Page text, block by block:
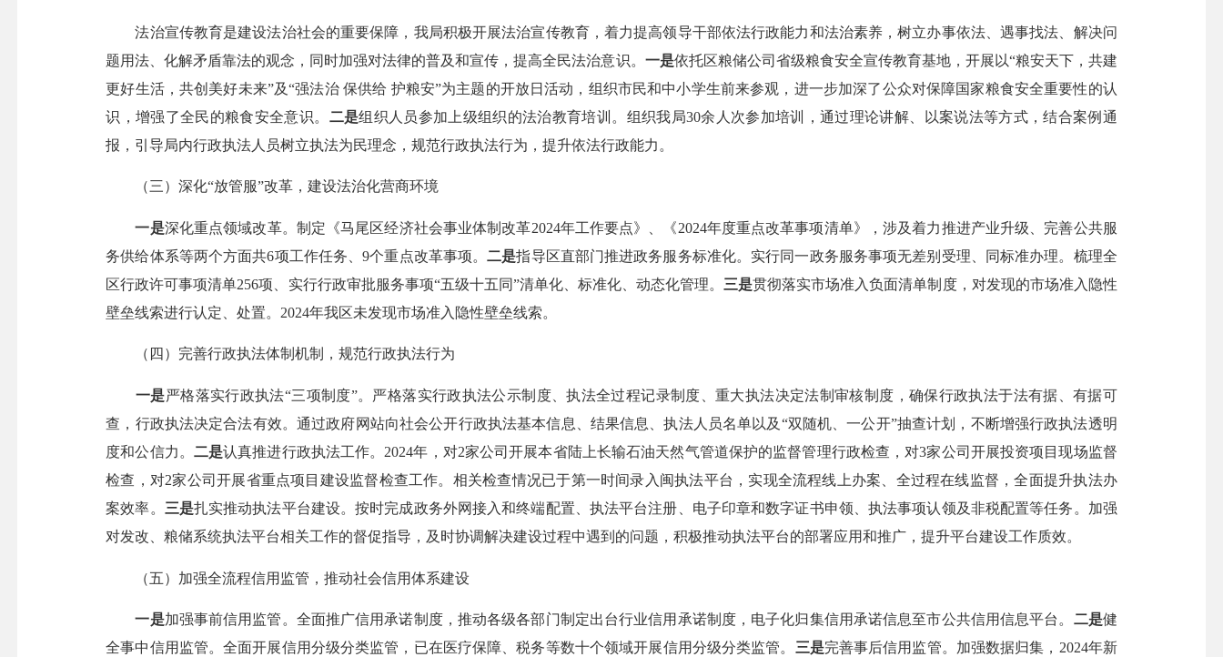
法治宣传教育是建设法治社会的重要保障，我局积极开展法治宣传教育，着力提高领导干部依法行政能力和法治素养，树立办事依法、遇事找法、解决问
题用法、化解矛盾靠法的观念，同时加强对法律的普及和宣传，提高全民法治意识。 一是依托区粮储公司省级粮食安全宣传教育基地，开展以“粮安天下，共建
更好生活，共创美好未来”及“强法治 保供给 护粮安”为主题的开放日活动，组织市民和中小学生前来参观，进一步加深了公众对保障国家粮食安全重要性的认
识，增强了全民的粮食安全意识。 二是组织人员参加上级组织的法治教育培训。组织我局30余人次参加培训，通过理论讲解、以案说法等方式，结合案例通
报，引导局内行政执法人员树立执法为民理念，规范行政执法行为，提升依法行政能力。
（三）深化“放管服”改革，建设法治化营商环境
一是深化重点领域改革。制定《马尾区经济社会事业体制改革2024年工作要点》、《2024年度重点改革事项清单》，涉及着力推进产业升级、完善公共服
务供给体系等两个方面共6项工作任务、9个重点改革事项。二是指导区直部门推进政务服务标准化。实行同一政务服务事项无差别受理、同标准办理。梳理全
区行政许可事项清单256项、实行行政审批服务事项“五级十五同”清单化、标准化、动态化管理。 三是贯彻落实市场准入负面清单制度，对发现的市场准入隐性
壁垒线索进行认定、处置。2024年我区未发现市场准入隐性壁垒线索。
（四）完善行政执法体制机制，规范行政执法行为
一是严格落实行政执法“三项制度”。严格落实行政执法公示制度、执法全过程记录制度、重大执法决定法制审核制度，确保行政执法于法有据、有据可
查，行政执法决定合法有效。通过政府网站向社会公开行政执法基本信息、结果信息、执法人员名单以及“双随机、一公开”抽查计划，不断增强行政执法透明
度和公信力。 二是认真推进行政执法工作。2024年，对2家公司开展本省陆上长输石油天然气管道保护的监督管理行政检查，对3家公司开展投资项目现场监督
检查，对2家公司开展省重点项目建设监督检查工作。相关检查情况已于第一时间录入闽执法平台，实现全流程线上办案、全过程在线监督，全面提升执法办
案效率。 三是扎实推动执法平台建设。按时完成政务外网接入和终端配置、执法平台注册、电子印章和数字证书申领、执法事项认领及非税配置等任务。加强
对发改、粮储系统执法平台相关工作的督促指导，及时协调解决建设过程中遇到的问题，积极推动执法平台的部署应用和推广，提升平台建设工作质效。
（五）加强全流程信用监管，推动社会信用体系建设
一是加强事前信用监管。全面推广信用承诺制度，推动各级各部门制定出台行业信用承诺制度，电子化归集信用承诺信息至市公共信用信息平台。 二是健
全事中信用监管。全面开展信用分级分类监管，已在医疗保障、税务等数十个领域开展信用分级分类监管。 三是完善事后信用监管。加强数据归集，2024年新